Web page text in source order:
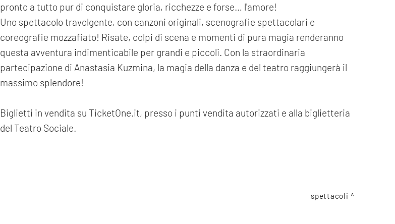
pronto a tutto pur di conquistare gloria, ricchezze e forse… l'amore!
Uno spettacolo travolgente, con canzoni originali, scenografie spettacolari e
coreografie mozzafiato! Risate, colpi di scena e momenti di pura magia renderanno
questa avventura indimenticabile per grandi e piccoli. Con la straordinaria
partecipazione di Anastasia Kuzmina, la magia della danza e del teatro raggiungerà il
massimo splendore!
Biglietti in vendita su TicketOne.it, presso i punti vendita autorizzati e alla biglietteria
del Teatro Sociale.
spettacoli